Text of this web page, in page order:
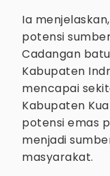
Ia
potensi
Cadangan
Kabupaten
mencapai
Kabupaten
potensi emas
menjadi
masyarakat.